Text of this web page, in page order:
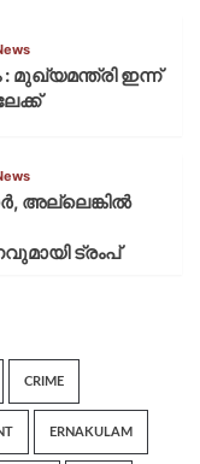
: മുഖ്യമന്ത്രി ഇന്ന്
അല്ലെങ്കില്‍
ട്രംപ്
CRIME
ERNAKULAM